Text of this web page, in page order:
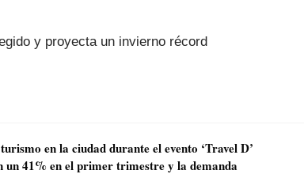
y proyecta un invierno récord
en la ciudad durante el evento ‘Travel D’
un 41% en el primer trimestre y la demanda